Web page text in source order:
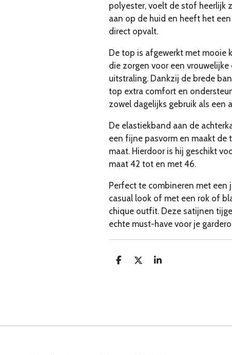
polyester, voelt de stof heerlijk
aan op de huid en heeft het
direct opvalt.
De top is afgewerkt met mooie
die zorgen voor een vrouwelijke
uitstraling. Dankzij de brede
top extra comfort en
zowel dagelijks gebruik als een
De elastiekband aan de
een fijne pasvorm en maakt de
maat. Hierdoor is hij geschikt
maat 42 tot en met 46.
Perfect te combineren met een
casual look of met een rok of
chique outfit. Deze satijnen
echte must-have voor je
D
D
S